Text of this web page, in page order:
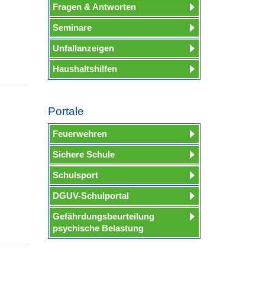
Fragen & Antworten
Seminare
Unfallanzeigen
Haushaltshilfen
Portale
Feuerwehren
Sichere Schule
Schulsport
DGUV-Schulportal
Gefährdungsbeurteilung
psychische Belastung